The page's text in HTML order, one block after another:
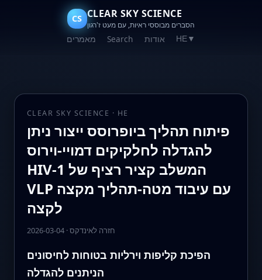
CS CLEAR SKY SCIENCE
הסברים מבוססי ראיות, עם מעט ז'רגון
מאמרים Search אודות HE▼
CLEAR SKY SCIENCE · HE
פיתוח תהליך ביופרוסס ייצור ניתן
להגדלה לחלקיקים דמויי-וירוס
HIV-1 המשלב קציר רציף של
VLP עם עיבוד מטה-תהליך מקצה
לקצה
2026-03-04·חזרה לאינדקס
הפיכת קליפות וירליות בטוחות לחיסונים
הניתנים להגדלה